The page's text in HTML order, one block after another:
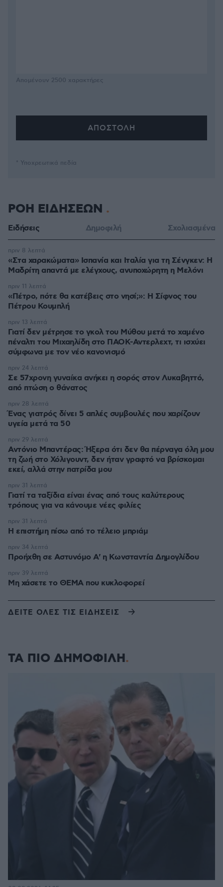
Απομένουν 2500 χαρακτήρες
* Υποχρεωτικά πεδία
ΡΟΗ ΕΙΔΗΣΕΩΝ
Ειδήσεις Δημοφιλή Σχολιασμένα
«Στα χαρακώματα» Ισπανία και Ιταλία για τη Σένγκεν: Η
Μαδρίτη απαντά με ελέγχους, ανυποχώρητη η Μελόνι
πριν 8 λεπτά
«Πέτρο, πότε θα κατέβεις στο νησί;»: Η Σίφνος του
Πέτρου Κουμπλή
πριν 11 λεπτά
Γιατί δεν μέτρησε το γκολ του Μύθου μετά το χαμένο
πέναλτι του Μιχαηλίδη στο ΠΑΟΚ-Αντερλεχτ, τι ισχύει
σύμφωνα με τον νέο κανονισμό
πριν 13 λεπτά
Σε 57χρονη γυναίκα ανήκει η σορός στον Λυκαβηττό,
από πτώση ο θάνατος
πριν 24 λεπτά
Ένας γιατρός δίνει 5 απλές συμβουλές που χαρίζουν
υγεία μετά τα 50
πριν 28 λεπτά
Αντόνιο Μπαντέρας: Ήξερα ότι δεν θα πέρναγα όλη μου
τη ζωή στο Χόλιγουντ, δεν ήταν γραφτό να βρίσκομαι
εκεί, αλλά στην πατρίδα μου
πριν 29 λεπτά
Γιατί τα ταξίδια είναι ένας από τους καλύτερους
τρόπους για να κάνουμε νέες φιλίες
πριν 31 λεπτά
Η επιστήμη πίσω από το τέλειο μπριάμ
πριν 31 λεπτά
Προήχθη σε Αστυνόμο Α' η Κωνσταντία Δημογλίδου
πριν 34 λεπτά
Μη χάσετε το ΘΕΜΑ που κυκλοφορεί
πριν 39 λεπτά
ΔΕΙΤΕ ΟΛΕΣ ΤΙΣ ΕΙΔΗΣΕΙΣ
ΤΑ ΠΙΟ ΔΗΜΟΦΙΛΗ